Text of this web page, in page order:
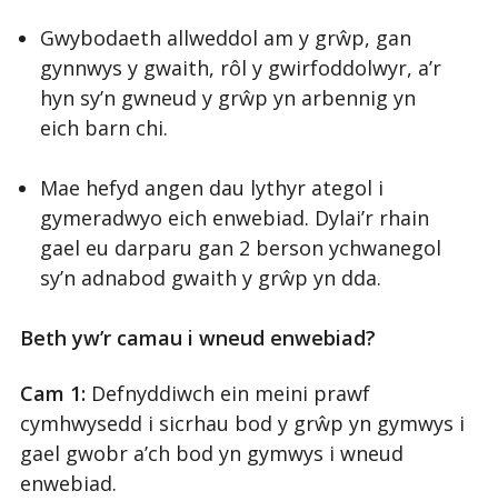
Gwybodaeth allweddol am y grŵp, gan
gynnwys y gwaith, rôl y gwirfoddolwyr, a’r
hyn sy’n gwneud y grŵp yn arbennig yn
eich barn chi.
Mae hefyd angen dau lythyr ategol i
gymeradwyo eich enwebiad. Dylai’r rhain
gael eu darparu gan 2 berson ychwanegol
sy’n adnabod gwaith y grŵp yn dda.
Beth yw’r camau i wneud enwebiad?
Cam 1: Defnyddiwch ein meini prawf
cymhwysedd i sicrhau bod y grŵp yn gymwys i
gael gwobr a’ch bod yn gymwys i wneud
enwebiad.